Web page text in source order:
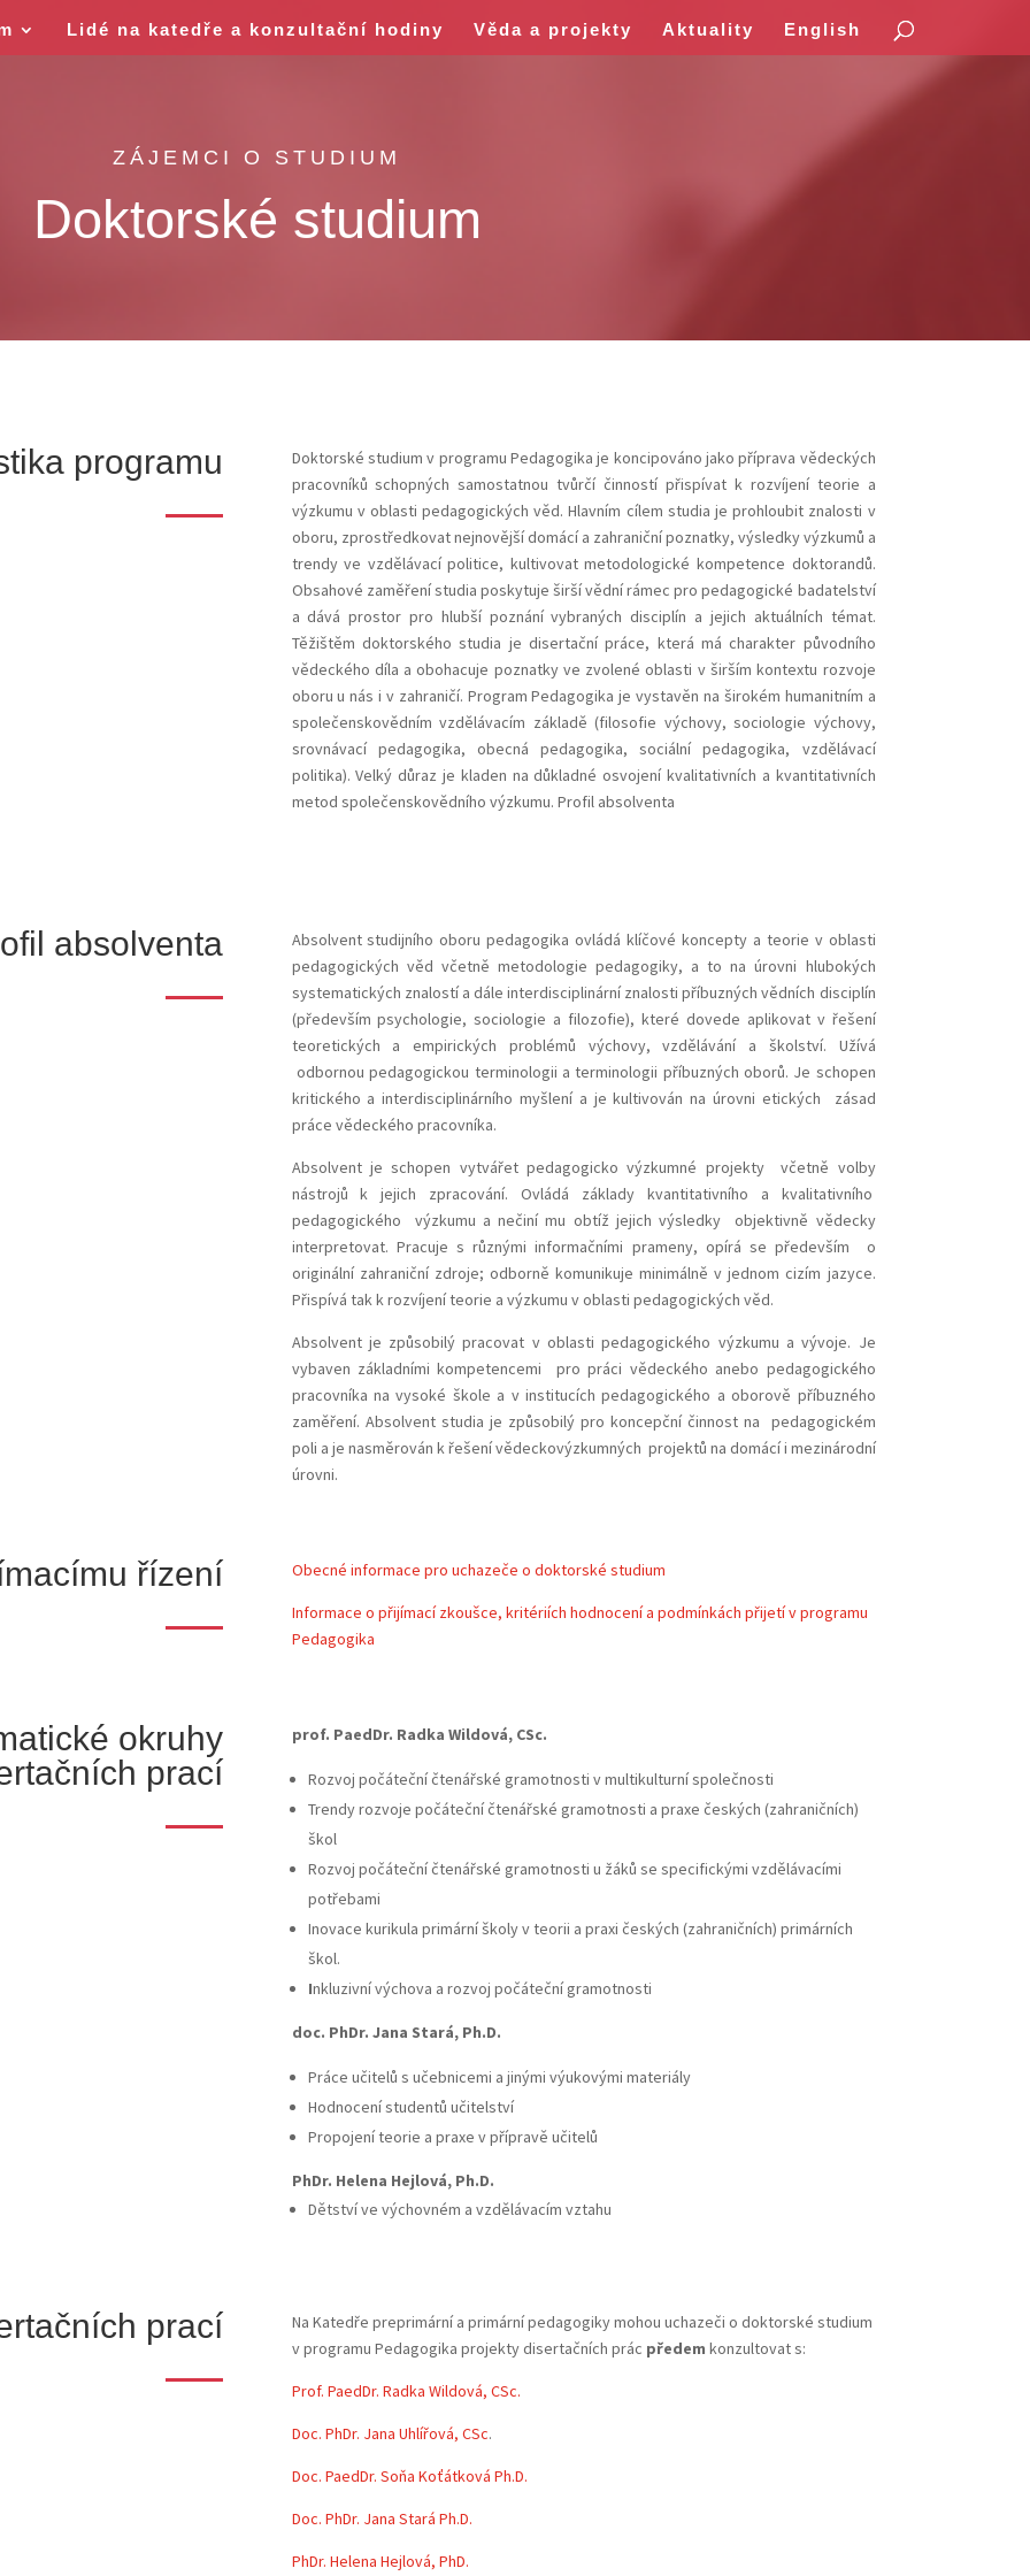
Lidé na katedře a konzultační hodiny Věda a projekty Aktuality English
ZÁJEMCI O STUDIUM
Doktorské studium
programu
Doktorské studium v programu Pedagogika je koncipováno jako příprava vědeckých
pracovníků schopných samostatnou tvůrčí činností přispívat k rozvíjení teorie a
výzkumu v oblasti pedagogických věd. Hlavním cílem studia je prohloubit znalosti v
oboru, zprostředkovat nejnovější domácí a zahraniční poznatky, výsledky výzkumů a
trendy ve vzdělávací politice, kultivovat metodologické kompetence doktorandů.
Obsahové zaměření studia poskytuje širší vědní rámec pro pedagogické badatelství
a dává prostor pro hlubší poznání vybraných disciplín a jejich aktuálních témat.
Těžištěm doktorského studia je disertační práce, která má charakter původního
vědeckého díla a obohacuje poznatky ve zvolené oblasti v širším kontextu rozvoje
oboru u nás i v zahraničí. Program Pedagogika je vystavěn na širokém humanitním a
společenskovědním vzdělávacím základě (filosofie výchovy, sociologie výchovy,
srovnávací pedagogika, obecná pedagogika, sociální pedagogika, vzdělávací
politika). Velký důraz je kladen na důkladné osvojení kvalitativních a kvantitativních
metod společenskovědního výzkumu. Profil absolventa
absolventa
Absolvent studijního oboru pedagogika ovládá klíčové koncepty a teorie v oblasti
pedagogických věd včetně metodologie pedagogiky, a to na úrovni hlubokých
systematických znalostí a dále interdisciplinární znalosti příbuzných vědních disciplín
(především psychologie, sociologie a filozofie), které dovede aplikovat v řešení
teoretických a empirických problémů výchovy, vzdělávání a školství. Užívá
odbornou pedagogickou terminologii a terminologii příbuzných oborů. Je schopen
kritického a interdisciplinárního myšlení a je kultivován na úrovni etických zásad
práce vědeckého pracovníka.
Absolvent je schopen vytvářet pedagogicko výzkumné projekty včetně volby
nástrojů k jejich zpracování. Ovládá základy kvantitativního a kvalitativního
pedagogického výzkumu a nečiní mu obtíž jejich výsledky objektivně vědecky
interpretovat. Pracuje s různými informačními prameny, opírá se především o
originální zahraniční zdroje; odborně komunikuje minimálně v jednom cizím jazyce.
Přispívá tak k rozvíjení teorie a výzkumu v oblasti pedagogických věd.
Absolvent je způsobilý pracovat v oblasti pedagogického výzkumu a vývoje. Je
vybaven základními kompetencemi pro práci vědeckého anebo pedagogického
pracovníka na vysoké škole a v institucích pedagogického a oborově příbuzného
zaměření. Absolvent studia je způsobilý pro koncepční činnost na pedagogickém
poli a je nasměrován k řešení vědeckovýzkumných projektů na domácí i mezinárodní
úrovni.
řízení Obecné informace pro uchazeče o doktorské studium
Informace o přijímací zkoušce, kritériích hodnocení a podmínkách přijetív programu
Pedagogika
okruhy
prací
prof. PaedDr. Radka Wildová, CSc.
Rozvoj počáteční čtenářské gramotnosti v multikulturní společnosti
Trendy rozvoje počáteční čtenářské gramotnosti a praxe českých (zahraničních)
škol
Rozvoj počáteční čtenářské gramotnosti u žáků se specifickými vzdělávacími
potřebami
Inovace kurikula primární školy v teorii a praxi českých (zahraničních) primárních
škol.
Inkluzivní výchova a rozvoj počáteční gramotnosti
doc. PhDr. Jana Stará, Ph.D.
Práce učitelů s učebnicemi a jinými výukovými materiály
Hodnocení studentů učitelství
Propojení teorie a praxe v přípravě učitelů
PhDr. Helena Hejlová, Ph.D.
Dětství ve výchovném a vzdělávacím vztahu
prací
Na Katedře preprimární a primární pedagogiky mohou uchazeči o doktorské studium
v programu Pedagogika projekty disertačních prác předem konzultovat s:
Prof. PaedDr. Radka Wildová, CSc.
Doc. PhDr. Jana Uhlířová, CSc.
Doc. PaedDr. Soňa Koťátková Ph.D.
Doc. PhDr. Jana Stará Ph.D.
PhDr. Helena Hejlová, PhD.